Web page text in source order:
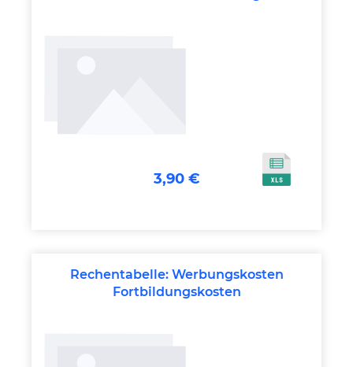
3,90 €
Rechentabelle: Werbungskosten
Fortbildungskosten